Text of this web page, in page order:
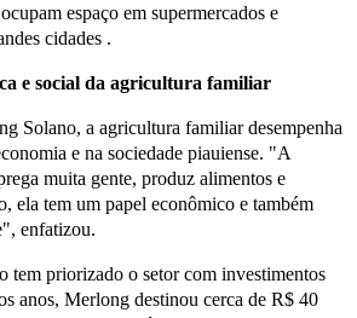
espaço em supermercados e
cidades .
e social da agricultura familiar
Solano, a agricultura familiar desempenha
e na sociedade piauiense. "A
muita gente, produz alimentos e
ela tem um papel econômico e também
enfatizou.
tem priorizado o setor com investimentos
anos, Merlong destinou cerca de R$ 40